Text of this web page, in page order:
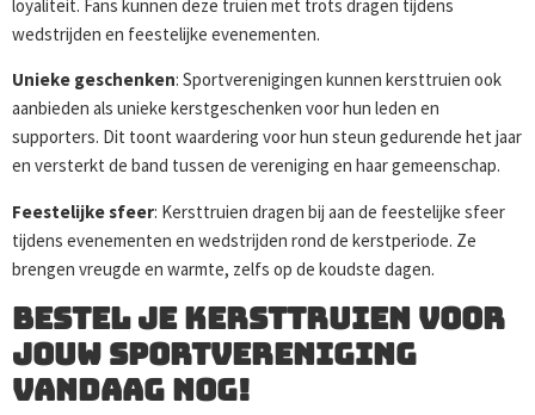
loyaliteit. Fans kunnen deze truien met trots dragen tijdens
wedstrijden en feestelijke evenementen.
Unieke geschenken: Sportverenigingen kunnen kersttruien ook
aanbieden als unieke kerstgeschenken voor hun leden en
supporters. Dit toont waardering voor hun steun gedurende het jaar
en versterkt de band tussen de vereniging en haar gemeenschap.
Feestelijke sfeer: Kersttruien dragen bij aan de feestelijke sfeer
tijdens evenementen en wedstrijden rond de kerstperiode. Ze
brengen vreugde en warmte, zelfs op de koudste dagen.
Bestel je Kersttruien voor
jouw Sportvereniging
vandaag Nog!